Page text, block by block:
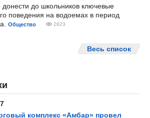
до школьников ключевые
поведения на водоемах в период
Общество 2823
Весь список
комплекс «Амбар» провел